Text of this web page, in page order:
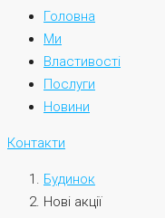
Головна
Ми
Властивості
Послуги
Новини
Контакти
Будинок
Нові акції